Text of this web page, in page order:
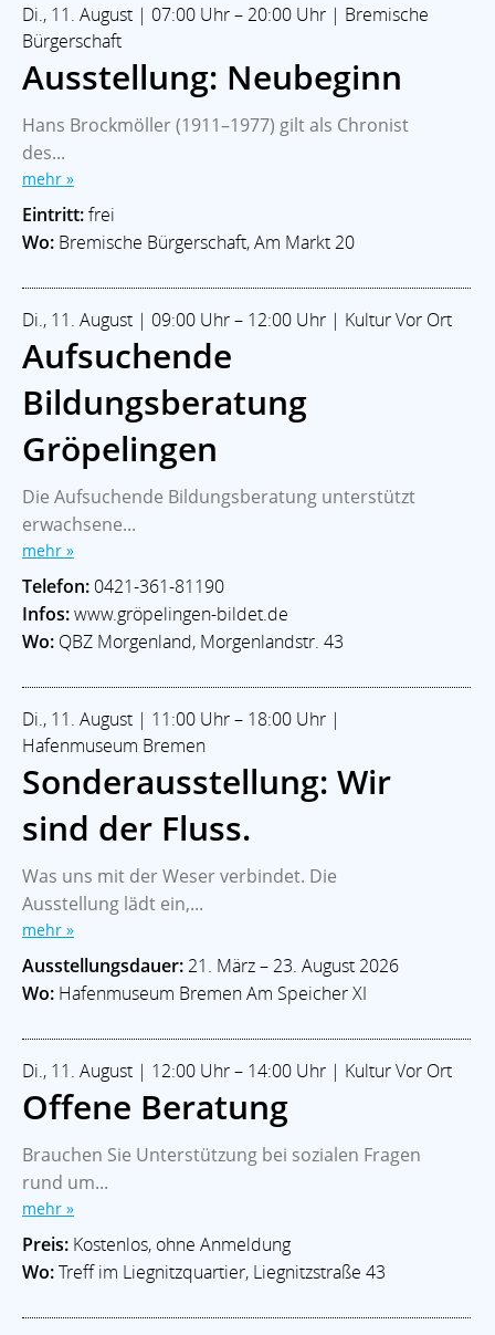
Di., 11. August | 07:00 Uhr – 20:00 Uhr | Bremische
Bürgerschaft
Ausstellung: Neubeginn
Hans Brockmöller (1911–1977) gilt als Chronist
des...
mehr »
Eintritt:frei
Wo: Bremische Bürgerschaft, Am Markt 20
Di., 11. August | 09:00 Uhr – 12:00 Uhr | Kultur Vor Ort
Aufsuchende
Bildungsberatung
Gröpelingen
Die Aufsuchende Bildungsberatung unterstützt
erwachsene...
mehr »
Telefon: 0421-361-81190
Infos:www.gröpelingen-bildet.de
Wo: QBZ Morgenland, Morgenlandstr. 43
Di., 11. August | 11:00 Uhr – 18:00 Uhr |
Hafenmuseum Bremen
Sonderausstellung: Wir
sind der Fluss.
Was uns mit der Weser verbindet. Die
Ausstellung lädt ein,...
mehr »
Ausstellungsdauer:21. März – 23. August 2026
Wo: Hafenmuseum Bremen Am Speicher XI
Di., 11. August | 12:00 Uhr – 14:00 Uhr | Kultur Vor Ort
Offene Beratung
Brauchen Sie Unterstützung bei sozialen Fragen
rund um...
mehr »
Preis: Kostenlos, ohne Anmeldung
Wo:Treff im Liegnitzquartier, Liegnitzstraße 43